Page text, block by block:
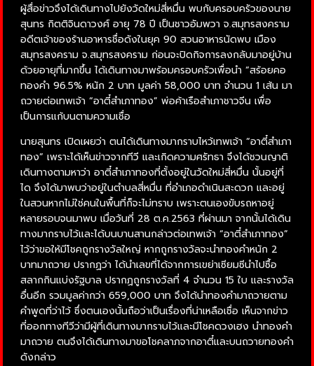
ผู้สื่อข่าวจึงได้เดินทางไปยังวัดใหม่สี่หมื่น พบกับครอบครัวของนาย
สุนทร กิตติจินดาวงศ์ อายุ 78 ปี เป็นชาวอัมพวา จ.สมุทรสงคราม
อดีตเจ้าของร้านอาหารชื่อดังในยุค 90 สวนอาหารนัดพบ เมือง
สมุทรสงคราม จ.สมุทรสงคราม ก่อนจะปิดกิจการลงกลับมาอยู่บ้าน
ด้วยอายุที่มากขึ้น ได้เดินทางมาพร้อมครอบครัวเพื่อนำ “สร้อยคอ
ทองคำ 96.5% หนัก 2 บาท มูลค่า 58,000 บาท จำนวน 1 เส้น มา
ถวายต่อเทพเจ้า “อาตี๋สำเภาทอง” พ่อค้าเรือสำเภาชาวจีน เพื่อ
เป็นการแก้บนตามความเชื่อ
นายสุนทร เปิดเผยว่า ตนได้เดินทางมากราบไหว้เทพเจ้า “อาตี๋สำเภา
ทอง” เพราะได้เห็นข่าวจากทีวี และเกิดความศรัทธา จึงได้ชวนญาติ
เดินทางตามหาว่า อาตี๋สำเภาทองที่ตั้งอยู่ในวัดใหม่สี่หมื่น นั้นอยู่ที่
ได จึงได้มาพบว่าอยู่ในตำบลสี่หมื่น ที่อำเภอดำเนินสะดวก และอยู่
ในสวนหากไม่ใช่คนในพื้นที่ก็จะไม่ทราบ เพราะตนเองขับรถหาอยู่
หลายรอบจนมาพบ เมื่อวันที่ 28 ต.ค.2563 ที่ผ่านมา จากนั้นได้เดิน
ทางมากราบไว้และได้บนบานสานกล่าวต่อเทพเจ้า “อาตี๋สำเภาทอง”
ไว้ว่าขอให้มีโชคถูกรางวัลใหญ่ หากถูกรางวัลจะนำทองคำหนัก 2
บาทมาถวาย ปรากฏว่า ได้นำเลขที่ได้จากการเขย่าเซียมซีนำไปซื้อ
สลากกินแบ่งรัฐบาล ปรากฏถูกรางวัลที่ 4 จำนวน 15 ใบ และรางวัล
อื่นอีก รวมมูลค่ากว่า 659,000 บาท จึงได้นำทองคำมาถวายตาม
คำพูดที่ว่าไว้ ซึ่งตนเองนั้นถือว่าเป็นเรื่องที่น่าเหลือเชื่อ เห็นจากข่าว
ที่ออกทางทีวีว่ามีผู้ที่เดินทางมากราบไว้และมีโชคดวงเฮง นำทองคำ
มาถวาย ตนจึงได้เดินทางมาขอโชคลาภจากอาตี๋และบนถวายทองคำ
ดังกล่าว